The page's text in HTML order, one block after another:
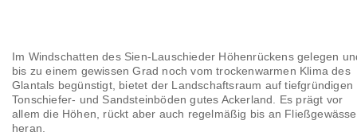
Im Windschatten des Sien-Lauschieder Höhenrückens gelegen
bis zu einem gewissen Grad noch vom trockenwarmen Klima des
Glantals begünstigt, bietet der Landschaftsraum auf tiefgründigen
Tonschiefer- und Sandsteinböden gutes Ackerland. Es prägt vor
allem die Höhen, rückt aber auch regelmäßig bis an
heran.